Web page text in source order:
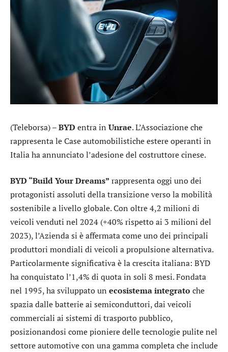
(Teleborsa) –BYDentra in Unrae. L’Associazione che
rappresenta le Case automobilistiche estere operanti in
Italia ha annunciato l’adesione del costruttore cinese.
BYD “Build Your Dreams” rappresenta oggi uno dei
protagonisti assoluti della transizione verso la mobilità
sostenibile a livello globale. Con oltre 4,2 milioni di
veicoli venduti nel 2024 (+40% rispetto ai 3 milioni del
2023), l’Azienda si è affermata come uno dei principali
produttori mondiali di veicoli a propulsione alternativa.
Particolarmente significativa è la crescita italiana: BYD
ha conquistato l’1,4% di quota in soli 8 mesi. Fondata
nel 1995, ha sviluppato un ecosistema integrato che
spazia dalle batterie ai semiconduttori, dai veicoli
commerciali ai sistemi di trasporto pubblico,
posizionandosi come pioniere delle tecnologie pulite nel
settore automotive con una gamma completa che include